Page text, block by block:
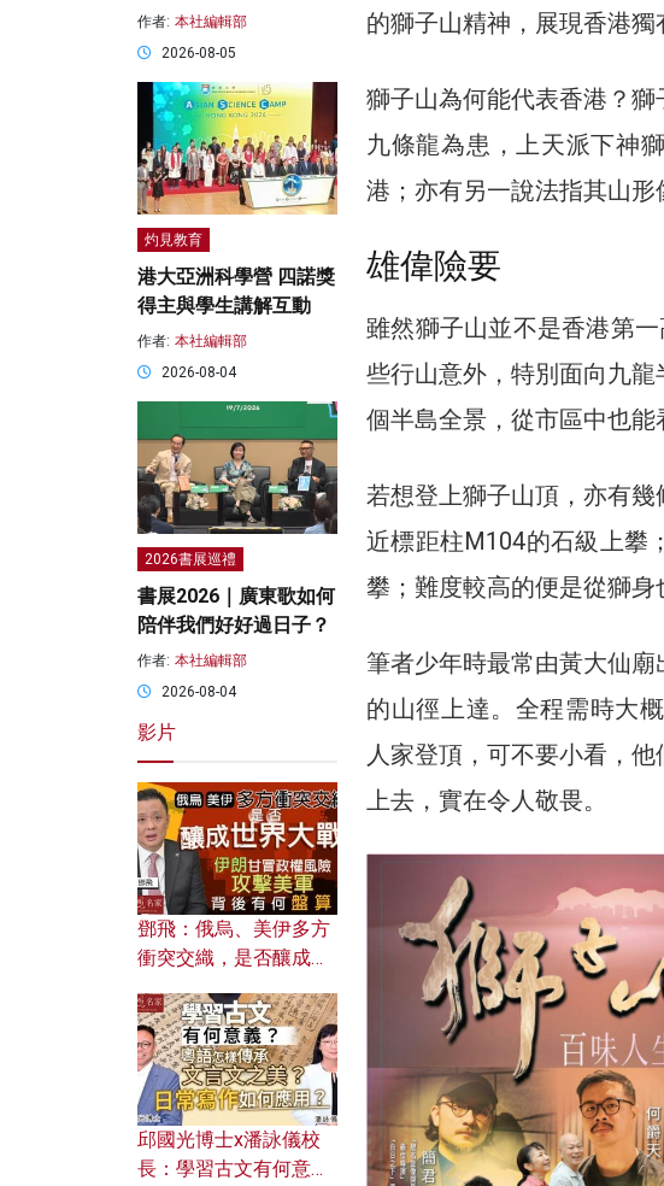
的獅子山精神，展現香港
獅子山為何能代表香港？
九條龍為患，上天派下神
港；亦有另一說法指其山形
雄偉險要
雖然獅子山並不是香港第
些行山意外，特別面向九
個半島全景，從市區中也能
若想登上獅子山頂，亦有
近標距柱M104的石級上攀
攀；難度較高的便是從獅身
筆者少年時最常由黃大仙
的山徑上達。全程需時大
人家登頂，可不要小看，
上去，實在令人敬畏。
作者: 本社編輯部
2026-08-05
灼見教育
港大亞洲科學營 四諾獎
得主與學生講解互動
作者: 本社編輯部
2026-08-04
2026書展巡禮
書展2026｜廣東歌如何
陪伴我們好好過日子？
作者: 本社編輯部
2026-08-04
影片
鄧飛：俄烏、美伊多方
衝突交織，是否釀成世
風險攻擊美軍，背後有
何盤算？
邱國光博士x潘詠儀校
長：學習古文有何意